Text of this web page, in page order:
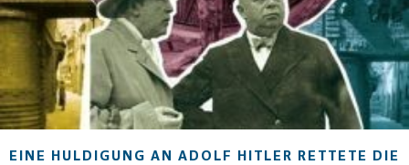
EINE HULDIGUNG AN ADOLF HITLER RETTETE DIE